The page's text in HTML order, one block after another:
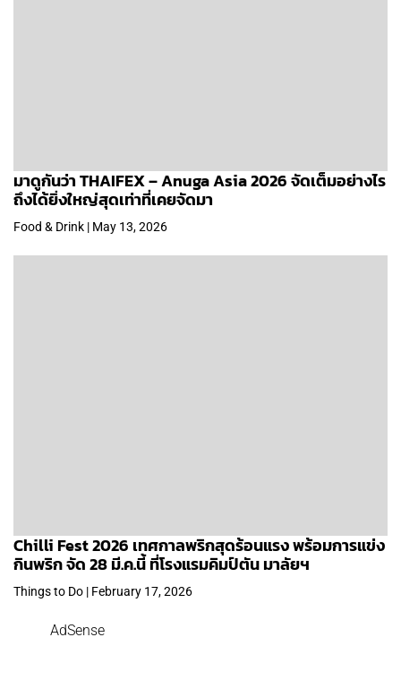
มาดูกันว่า THAIFEX – Anuga Asia 2026 จัดเต็มอย่างไร
ถึงได้ยิ่งใหญ่สุดเท่าที่เคยจัดมา
Food & Drink | May 13, 2026
Chilli Fest 2026 เทศกาลพริกสุดร้อนแรง พร้อมการแข่ง
กินพริก จัด 28 มี.ค.นี้ ที่โรงแรมคิมป์ตัน มาลัยฯ
Things to Do | February 17, 2026
AdSense